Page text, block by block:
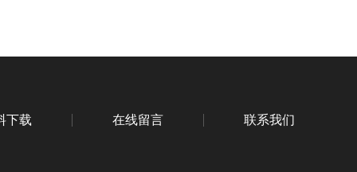
下载 在线留言 联系我们